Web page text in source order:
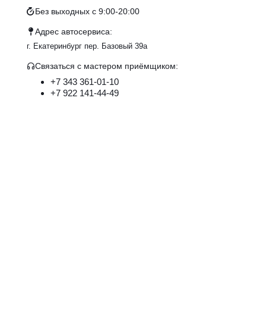
Без выходных с 9:00-20:00
Адрес автосервиса:
г. Екатеринбург пер. Базовый 39а
Связаться с маcтером приёмщиком:
+7 343 361-01-10
+7 922 141-44-49